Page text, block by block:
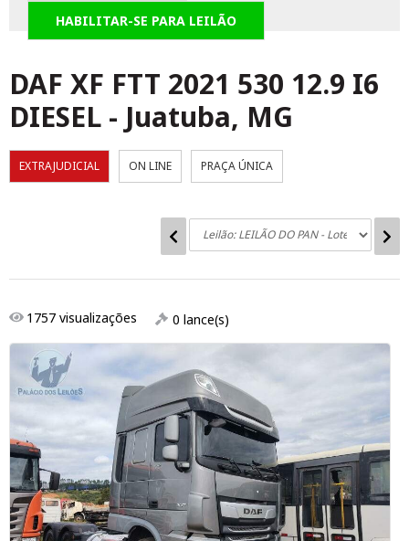
HABILITAR-SE PARA LEILÃO
DAF XF FTT 2021 530 12.9 I6
DIESEL - Juatuba, MG
EXTRAJUDICIAL ON LINE PRAÇA ÚNICA
1757 visualizações 0 lance(s)